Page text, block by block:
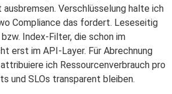
Verschlüsselung halte ich
Compliance das fordert. Leseseitig
bzw. Index‑Filter, die schon im
erst im API‑Layer. Für Abrechnung
ich Ressourcenverbrauch pro
und SLOs transparent bleiben.